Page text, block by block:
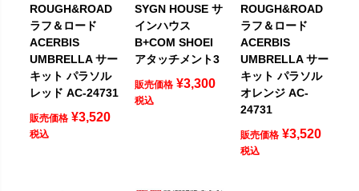
ROUGH&ROAD
ラフ＆ロード
ACERBIS
UMBRELLA サー
キット パラソル
レッド AC-24731
販売価格 ¥3,520
税込
SYGN HOUSE サ
インハウス
B+COM SHOEI
アタッチメント3
販売価格 ¥3,300
税込
ROUGH&ROAD
ラフ＆ロード
ACERBIS
UMBRELLA サー
キット パラソル
オレンジ AC-
24731
販売価格 ¥3,520
税込